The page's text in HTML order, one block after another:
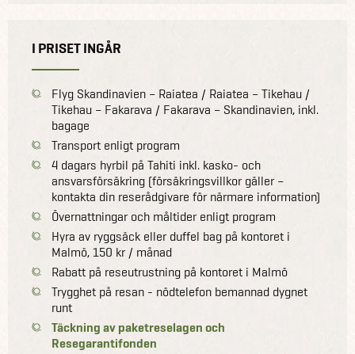
I PRISET INGÅR
Flyg Skandinavien – Raiatea / Raiatea – Tikehau /
Tikehau – Fakarava / Fakarava – Skandinavien, inkl.
bagage
Transport enligt program
4 dagars hyrbil på Tahiti inkl. kasko- och
ansvarsförsäkring (försäkringsvillkor gäller –
kontakta din reserådgivare för närmare information)
Övernattningar och måltider enligt program
Hyra av ryggsäck eller duffel bag på kontoret i
Malmö, 150 kr / månad
Rabatt på reseutrustning på kontoret i Malmö
Trygghet på resan - nödtelefon bemannad dygnet
runt
Täckning av paketreselagen och
Resegarantifonden